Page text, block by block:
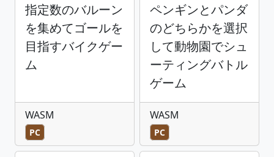
指定数のバルーン
を集めてゴールを
目指すバイクゲー
ム
WASM
PC
ペンギンとパンダ
のどちらかを選択
して動物園でシュ
ーティングバトル
ゲーム
WASM
PC